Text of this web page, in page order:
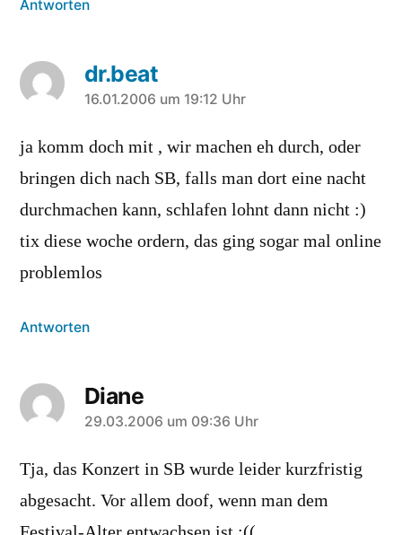
Antworten
dr.beat
sagt:
16.01.2006 um 19:12 Uhr
ja komm doch mit , wir machen eh durch, oder
bringen dich nach SB, falls man dort eine nacht
durchmachen kann, schlafen lohnt dann nicht :)
tix diese woche ordern, das ging sogar mal online
problemlos
Antworten
Diane
sagt:
29.03.2006 um 09:36 Uhr
Tja, das Konzert in SB wurde leider kurzfristig
abgesacht. Vor allem doof, wenn man dem